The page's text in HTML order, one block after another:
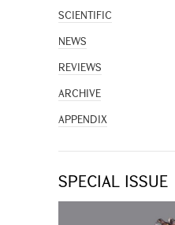
SCIENTIFIC
NEWS
REVIEWS
ARCHIVE
APPENDIX
SPECIAL ISSUE